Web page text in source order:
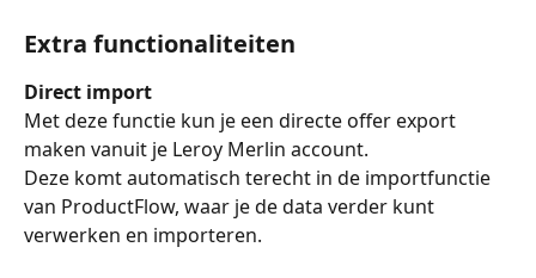
Extra functionaliteiten
Direct import
Met deze functie kun je een directe offer export
maken vanuit je Leroy Merlin account.
Deze komt automatisch terecht in de importfunctie
van ProductFlow, waar je de data verder kunt
verwerken en importeren.